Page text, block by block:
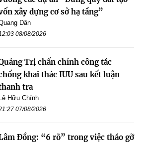
xây dựng cơ sở hạ tầng”
Dân
08/08/2026
Trị chấn chỉnh công tác
khai thác IUU sau kết luận
tra
Lê Hữu Chính
07/08/2026
Đồng: “6 rõ” trong việc tháo gỡ